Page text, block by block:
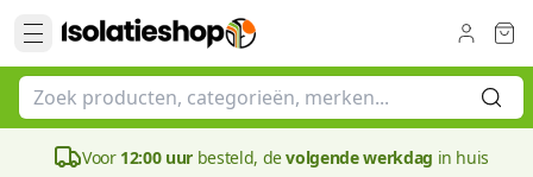
Voor 12:00 uur besteld, devolgende werkdag in huis